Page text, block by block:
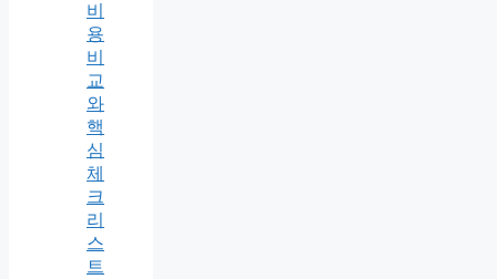
비
용
비
교
와
핵
심
체
크
리
스
트